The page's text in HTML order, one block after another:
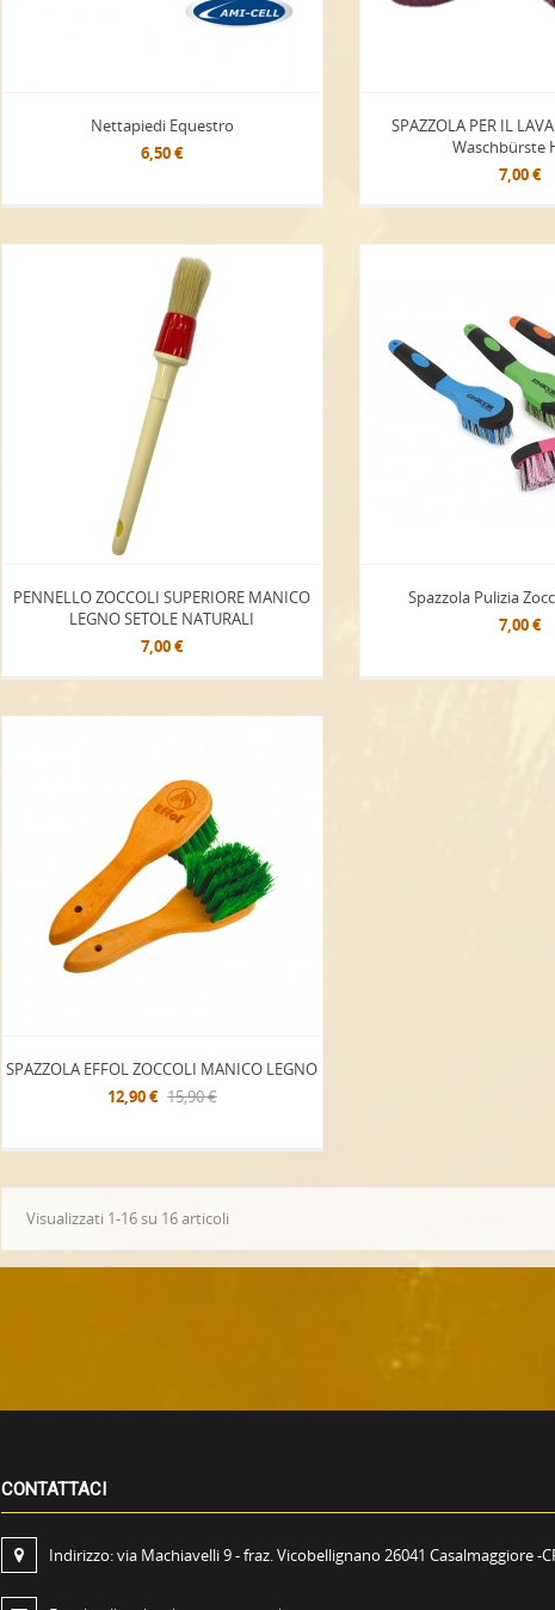
Nettapiedi Equestro
6,50 €
SPAZZOLA PER IL
Waschbürste
7,00 €
PENNELLO ZOCCOLI SUPERIORE MANICO
LEGNO SETOLE NATURALI
7,00 €
Spazzola Pulizia
7,00 €
SPAZZOLA EFFOL ZOCCOLI MANICO LEGNO
12,90 € 15,90 €
Visualizzati 1-16 su 16 articoli
CONTATTACI
Indirizzo:via Machiavelli 9 - fraz. Vicobellignano 26041 Casalmaggiore -